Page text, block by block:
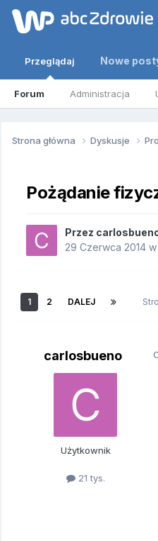
Przeglądaj
Forum Administracja
Nowe
Strona główna Dyskusje
Pożądanie
Przez
29 Czerwca 2014 w
1 2 DALEJ
carlosbueno
Użytkownik
21 tys.